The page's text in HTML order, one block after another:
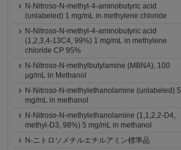
N-Nitroso-N-methyl-4-aminobutyric acid
(unlabeled) 1 mg/mL in methylene chloride
N-Nitroso-N-methyl-4-aminobutyric acid
(1,2,3,4-13C4, 99%) 1 mg/mL in methylene
chloride CP 95%
N-Nitroso-N-methylbutylamine (MBNA), 100
μg/mL in Methanol
N-Nitroso-N-methylethanolamine (unlabeled) 5
mg/mL in methanol
N-Nitroso-N-methylethanolamine (1,1,2,2-D4,
methyl-D3, 98%) 5 mg/mL in methanol
N-ニトロソメチルエチルアミン標準品